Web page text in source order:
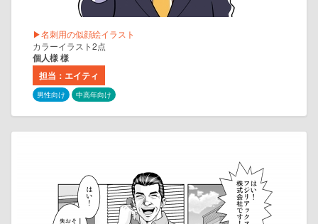
▶名刺用の似顔絵イラスト
カラーイラスト2点
個人様 様
担当：エイティ
男性向け 中高年向け